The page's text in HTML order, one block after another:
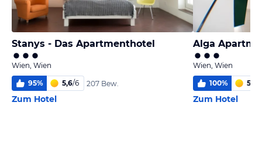
Stanys - Das Apartmenthotel
Wien, Wien
95% 5,6/6 207 Bew.
Zum Hotel
Alga
Wien, Wien
100% 5,6
Zum Hotel